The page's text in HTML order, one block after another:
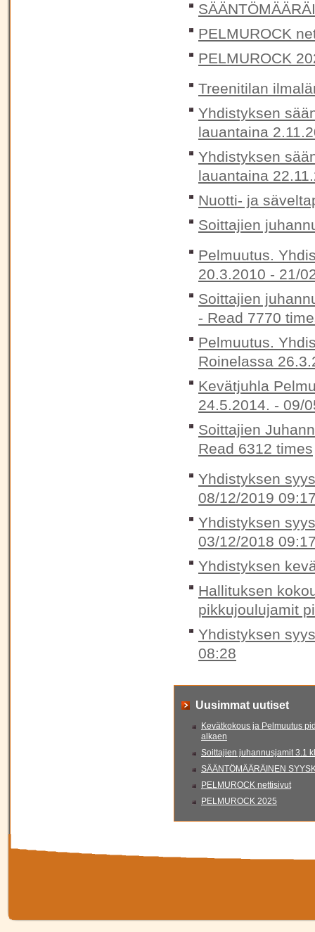
PELMUROCK
PELMUROCK
Treenitilan
Yhdistyksen
lauantaina
Yhdistyksen
lauantaina
Nuotti- ja
Soittajien
Pelmuutus.
20.3.2010 - 21/
Soittajien
- Read 7770
Pelmuutus.
Roinelassa
Kevätjuhla
24.5.2014. - 09/
Soittajien
Read 6312 times
Yhdistyksen
08/12/2019
Yhdistyksen
03/12/2018
Yhdistyksen
Hallituksen
pikkujoulujamit
Yhdistyksen
08:28
Uusimmat uutiset
Kevätkokous ja Pelmuutus
alkaen
Soittajien juhannusjamit 3.1
SÄÄNTÖMÄÄRÄINEN
PELMUROCK nettisivut
PELMUROCK 2025